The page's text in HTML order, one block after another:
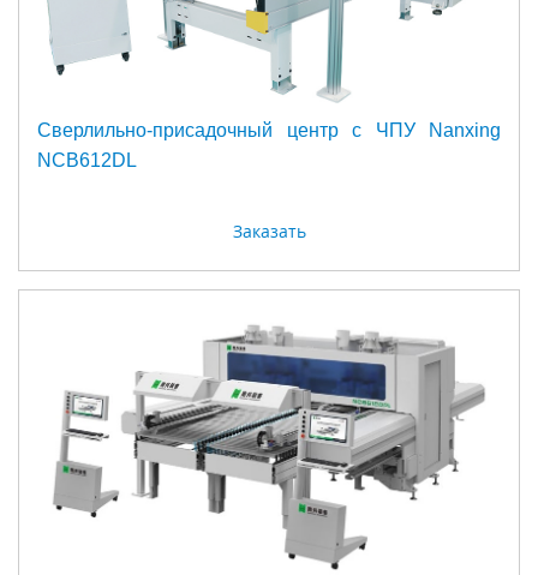
Сверлильно-присадочный центр с ЧПУ Nanxing
NCB612DL
Заказать